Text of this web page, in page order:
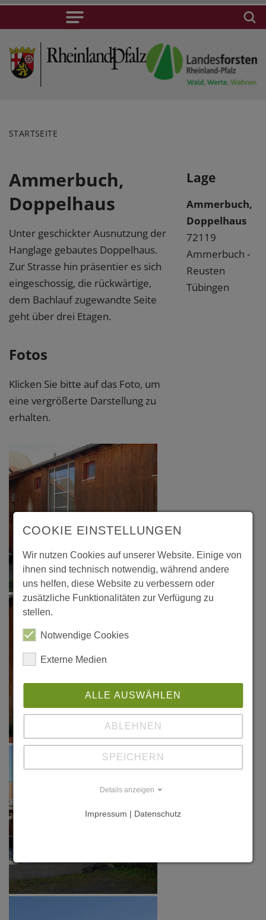
STARTSEITE
Ammerbuch,
Doppelhaus
Unter geschickter Ausnutzung der
Hanglage gebautes Doppelhaus.
Zur Strasse hin präsentier es sich
eingeschossig, die rückwärtige,
dem Bachlauf zugewandte Seite
geht über drei Etagen.
Fotos
Klicken Sie bitte auf das Foto, um
eine vergrößerte Darstellung zu
erhalten.
Lage
Ammerbuch,
Doppelhaus
72119
Ammerbuch -
Reusten
Tübingen
COOKIE EINSTELLUNGEN
Wir nutzen Cookies auf unserer Website. Einige von
ihnen sind technisch notwendig, während andere
uns helfen, diese Website zu verbessern oder
zusätzliche Funktionalitäten zur Verfügung zu
stellen.
Notwendige Cookies
Externe Medien
ALLE AUSWÄHLEN
ABLEHNEN
SPEICHERN
Details anzeigen
Impressum | Datenschutz